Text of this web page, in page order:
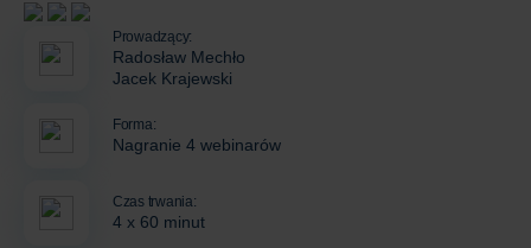
Prowadzący:
Radosław Mechło
Jacek Krajewski
Forma:
Nagranie 4 webinarów
Czas trwania:
4 x 60 minut